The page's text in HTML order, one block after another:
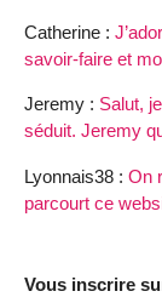
Catherine :
savoir-faire et
Jeremy : Salut,
séduit. Jeremy
Lyonnais38 : On
parcourt ce
Vous inscrire